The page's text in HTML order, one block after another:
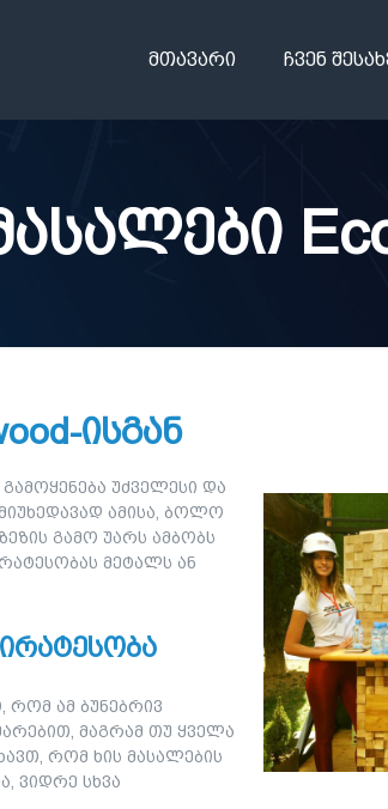
მთავარი ჩვენ
ისგან
უძველესი და
ამისა, ბოლო
გამო უარს ამბობს
მეტალს ან
რომ ამ ბუნებრივ
მაგრამ თუ ყველა
რომ ხის მასალების
ვიდრე სხვა